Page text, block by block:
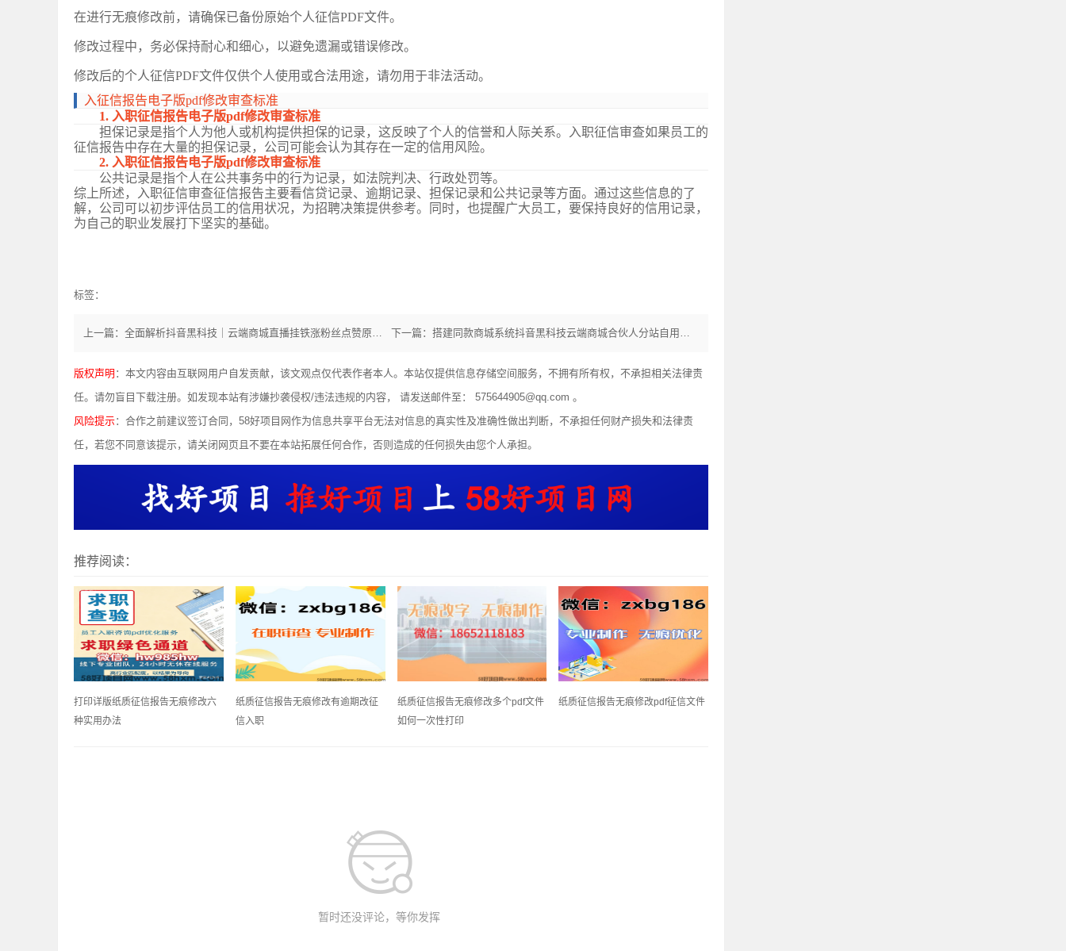
在进行无痕修改前，请确保已备份原始个人征信PDF文件。
修改过程中，务必保持耐心和细心，以避免遗漏或错误修改。
修改后的个人征信PDF文件仅供个人使用或合法用途，请勿用于非法活动。
入征信报告电子版pdf修改审查标准
1. 入职征信报告电子版pdf修改审查标准
担保记录是指个人为他人或机构提供担保的记录，这反映了个人的信誉和人际关系。入职征信审查如果员工的
征信报告中存在大量的担保记录，公司可能会认为其存在一定的信用风险。
2. 入职征信报告电子版pdf修改审查标准
公共记录是指个人在公共事务中的行为记录，如法院判决、行政处罚等。
综上所述，入职征信审查征信报告主要看信贷记录、逾期记录、担保记录和公共记录等方面。通过这些信息的了
解，公司可以初步评估员工的信用状况，为招聘决策提供参考。同时，也提醒广大员工，要保持良好的信用记录，
为自己的职业发展打下坚实的基础。
标签：
版权声明 ：本文内容由互联网用户自发贡献，该文观点仅代表作者本人。本站仅提供信息存储空间服务，不拥有所有权，不承担相关法律责
任。请勿盲目下载注册。如发现本站有涉嫌抄袭侵权/违法违规的内容， 请发送邮件至： 575644905@qq.com 。
风险提示：合作之前建议签订合同，58好项目网作为信息共享平台无法对信息的真实性及准确性做出判断，不承担任何财产损失和法律责
任，若您不同意该提示，请关闭网页且不要在本站拓展任何合作，否则造成的任何损失由您个人承担。
推荐阅读：
打印详版纸质征信报告无痕修改六
种实用办法
纸质征信报告无痕修改有逾期改征
信入职
纸质征信报告无痕修改多个pdf文件
如何一次性打印
纸质征信报告无痕修改pdf征信文件
暂时还没评论，等你发挥